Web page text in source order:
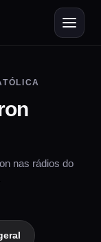
nas rádios do